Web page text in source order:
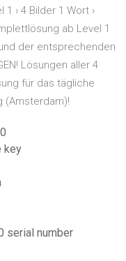
› 4 Bilder 1 Wort ›
ab Level 1
der entsprechenden
Lösungen aller 4
für das tägliche
(Amsterdam)!
key
serial number